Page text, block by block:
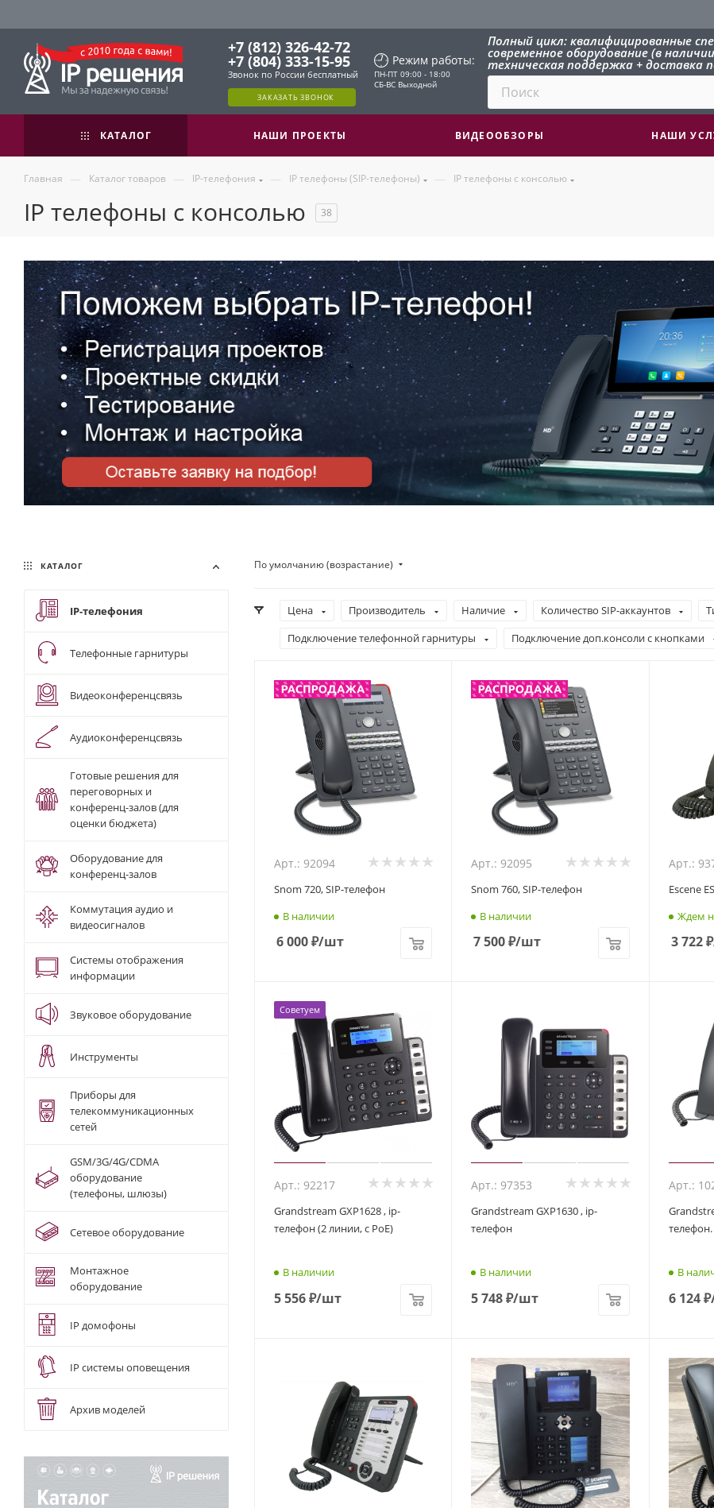
+7 (812) 326-42-72
+7 (804) 333-15-95
Звонок по России бесплатный
ЗАКАЗАТЬ ЗВОНОК
Режим работы:
ПН-ПТ 09:00 - 18:00
СБ-ВС Выходной
Полный цикл: квалифицированные
современное оборудование (в
техническая поддержка + доставка
КАТАЛОГ НАШИ ПРОЕКТЫ ВИДЕООБЗОРЫ НАШИ
Главная — Каталог товаров — IP-телефония — IP телефоны (SIP-телефоны) — IP телефоны с консолью
IP телефоны с консолью 38
По умолчанию (возрастание)
Цена Производитель Наличие Количество SIP-аккаунтов
Подключение телефонной гарнитуры
Подключение доп.консоли с кнопками
Арт.: 92094
Snom 720, SIP-телефон
В наличии
6 000₽/шт
Арт.: 92095
Snom 760, SIP-телефон
В наличии
7 500₽/шт
Арт.:
Escene
Ждем
3 722₽
Советуем
Арт.: 92217
Grandstream GXP1628 , ip-
телефон (2 линии, с PoE)
В наличии
5 556₽/шт
Арт.: 97353
Grandstream GXP1630 , ip-
телефон
В наличии
5 748₽/шт
Арт.:
телефон.
В
6 124₽
КАТАЛОГ
IP-телефония
Телефонные гарнитуры
Видеоконференцсвязь
Аудиоконференцсвязь
Готовые решения для
переговорных и
конференц-залов (для
оценки бюджета)
Оборудование для
конференц-залов
Коммутация аудио и
видеосигналов
Системы отображения
информации
Звуковое оборудование
Инструменты
Приборы для
телекоммуникационных
сетей
GSM/3G/4G/CDMA
оборудование
(телефоны, шлюзы)
Сетевое оборудование
Монтажное
оборудование
IP домофоны
IP системы оповещения
Архив моделей